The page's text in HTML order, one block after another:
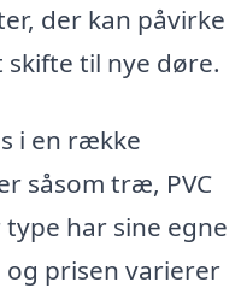
der kan påvirke
til nye døre.
i en række
såsom træ, PVC
har sine egne
prisen varierer